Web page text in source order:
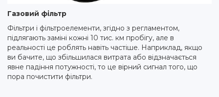
Газовий фільтр
Фільтри і фільтроелементи, згідно з регламентом,
підлягають заміні кожні 10 тис. км пробігу, але в
реальності це роблять навіть частіше. Наприклад, якщо
ви бачите, що збільшилася витрата або відзначається
явне падіння потужності, то це вірний сигнал того, що
пора почистити фільтри.